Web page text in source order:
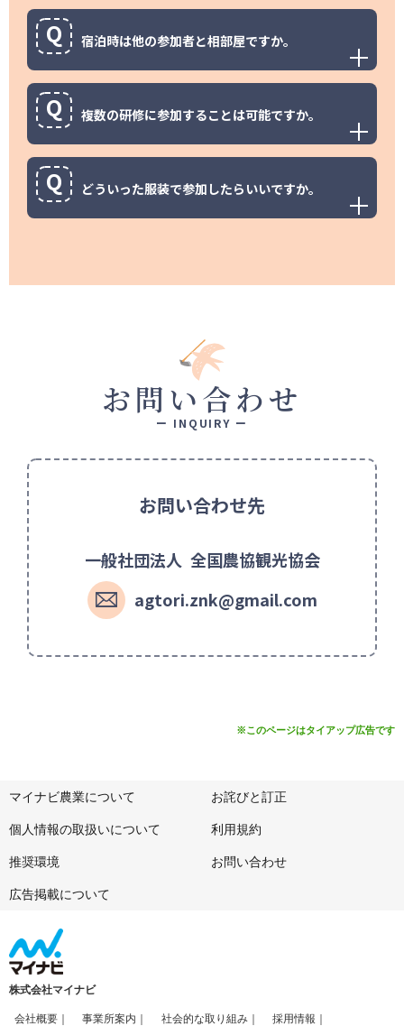
Q 宿泊時は他の参加者と相部屋ですか。
Q 複数の研修に参加することは可能ですか。
Q どういった服装で参加したらいいですか。
お問い合わせ
ー INQUIRY ー
お問い合わせ先
一般社団法人 全国農協観光協会
agtori.znk@gmail.com
※このページはタイアップ広告です
マイナビ農業について お詫びと訂正
個人情報の取扱いについて 利用規約
推奨環境 お問い合わせ
広告掲載について
株式会社マイナビ
会社概要 事業所案内 社会的な取り組み 採用情報